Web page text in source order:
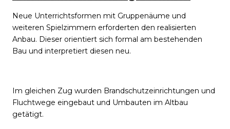
Neue Unterrichtsformen mit Gruppenäume und
weiteren Spielzimmern erforderten den realisierten
Anbau. Dieser orientiert sich formal am bestehenden
Bau und interpretiert diesen neu.
Im gleichen Zug wurden Brandschutzeinrichtungen und
Fluchtwege eingebaut und Umbauten im Altbau
getätigt.